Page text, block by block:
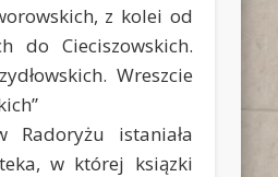
z kolei od
do Cieciszowskich.
Wreszcie
Radoryżu istaniała
w której ksiązki